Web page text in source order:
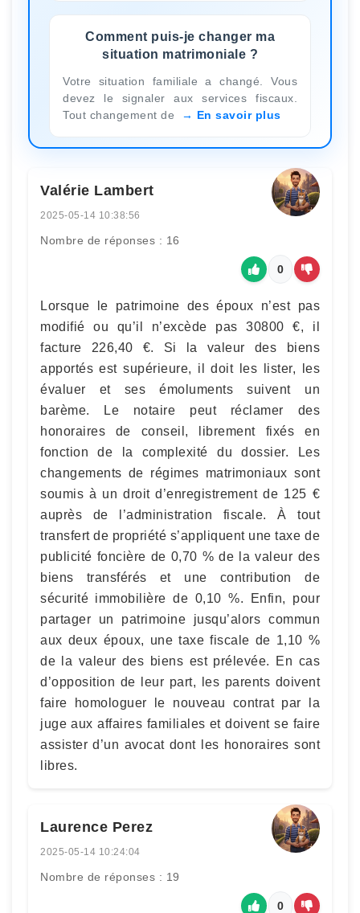
Comment puis-je changer ma
situation matrimoniale ?
Votre situation familiale a changé. Vous
devez le signaler aux services fiscaux.
Tout changement de
En savoir plus
Valérie Lambert
2025-05-14 10:38:56
Nombre de réponses : 16
0
Lorsque le patrimoine des époux n’est pas
modifié ou qu’il n’excède pas 30800 €, il
facture 226,40 €. Si la valeur des biens
apportés est supérieure, il doit les lister, les
évaluer et ses émoluments suivent un
barème. Le notaire peut réclamer des
honoraires de conseil, librement fixés en
fonction de la complexité du dossier. Les
changements de régimes matrimoniaux sont
soumis à un droit d’enregistrement de 125 €
auprès de l’administration fiscale. À tout
transfert de propriété s’appliquent une taxe de
publicité foncière de 0,70 % de la valeur des
biens transférés et une contribution de
sécurité immobilière de 0,10 %. Enfin, pour
partager un patrimoine jusqu’alors commun
aux deux époux, une taxe fiscale de 1,10 %
de la valeur des biens est prélevée. En cas
d’opposition de leur part, les parents doivent
faire homologuer le nouveau contrat par la
juge aux affaires familiales et doivent se faire
assister d’un avocat dont les honoraires sont
libres.
Laurence Perez
2025-05-14 10:24:04
Nombre de réponses : 19
0